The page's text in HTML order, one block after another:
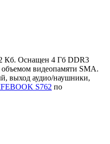
Кб. Оснащен 4 Гб DDR3
видеопамяти SMA.
выход аудио/наушники,
S762 по